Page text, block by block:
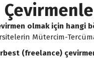
olmak için hangi
Mütercim-
(freelance)